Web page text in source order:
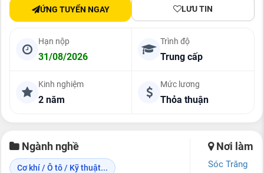
ỨNG TUYỂN NGAY LƯU TIN
Hạn nộp
31/08/2026
Trình độ
Trung cấp
Kinh nghiệm
2 năm
Mức lương
Thỏa thuận
Ngành nghề
Cơ khí / Ô tô / Kỹ thuật...
Nơi làm
Sóc Trăng